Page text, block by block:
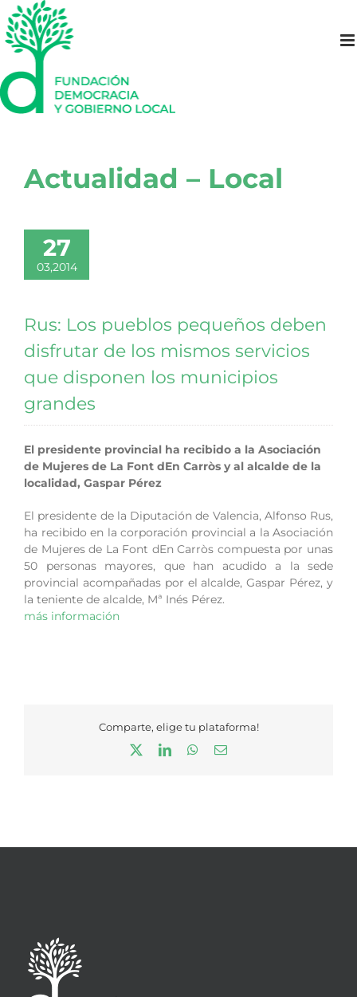
Saltar
al
contenido
Actualidad – Local
27
03,2014
Rus: Los pueblos pequeños deben
disfrutar de los mismos servicios
que disponen los municipios
grandes
El presidente provincial ha recibido a la Asociación
de Mujeres de La Font dEn Carròs y al alcalde de la
localidad, Gaspar Pérez
El presidente de la Diputación de Valencia, Alfonso Rus,
ha recibido en la corporación provincial a la Asociación
de Mujeres de La Font dEn Carròs compuesta por unas
50 personas mayores, que han acudido a la sede
provincial acompañadas por el alcalde, Gaspar Pérez, y
la teniente de alcalde, Mª Inés Pérez.
más información
Comparte, elige tu plataforma!
LinkedInWhatsApp
Correo